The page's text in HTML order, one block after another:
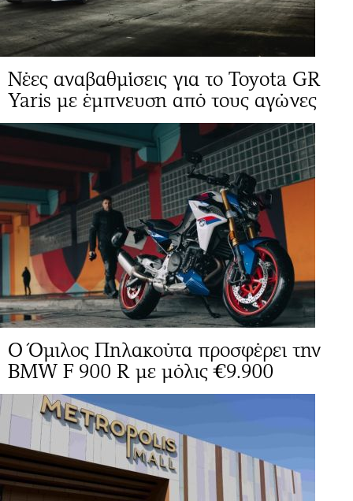
Νέες αναβαθμίσεις για το Toyota GR
Yaris με έμπνευση από τους αγώνες
O Όμιλος Πηλακούτα προσφέρει την
BMW F 900 R με μόλις €9.900